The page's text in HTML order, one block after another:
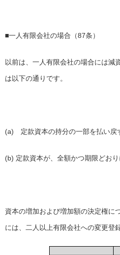
■一人有限会社の場合（87条）
以前は、一人有限会社の場合には減
は以下の通りです。
(a) 定款資本の持分の一部を払い戻
(b) 定款資本が、全額かつ期限どおり
資本の増加および増加額の決定権に
には、二人以上有限会社への変更登